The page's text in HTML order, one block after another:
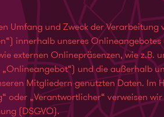
Umfang und Zweck der Verarbeitung
innerhalb unseres
externen Onlinepräsenzen, wie z.B.
und die außerhalb
Mitgliedern genutzten Daten. Im
oder „Verantwortlicher“ verweisen
(DSGVO).